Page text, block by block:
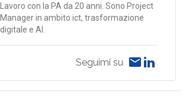
Lavoro con la PA da 20 anni. Sono Project
Manager in ambito ict, trasformazione
digitale e AI.
Seguimi su